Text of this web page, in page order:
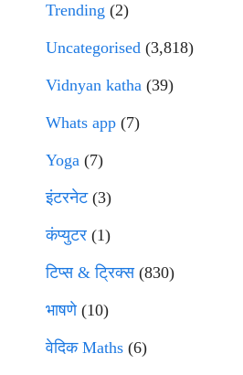
Trending (2)
Uncategorised (3,818)
Vidnyan katha (39)
Whats app (7)
Yoga (7)
इंटरनेट(3)
कंप्युटर (1)
टिप्स & ट्रिक्स(830)
भाषणे(10)
वेदिक Maths (6)